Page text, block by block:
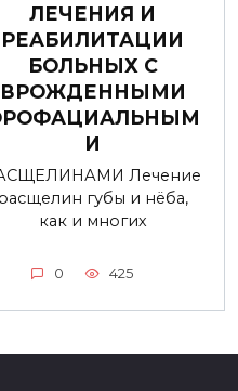
ЛЕЧЕНИЯ И
РЕАБИЛИТАЦИИ
БОЛЬНЫХ С
ВРОЖДЕННЫМИ
И
Лечение
губы и нёба,
как и многих
0 425